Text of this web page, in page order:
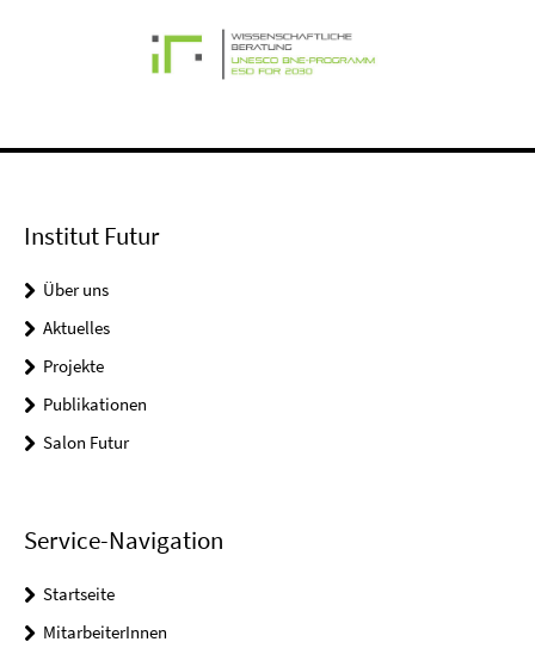
Institut Futur
Über uns
Aktuelles
Projekte
Publikationen
Salon Futur
Service-Navigation
Startseite
MitarbeiterInnen